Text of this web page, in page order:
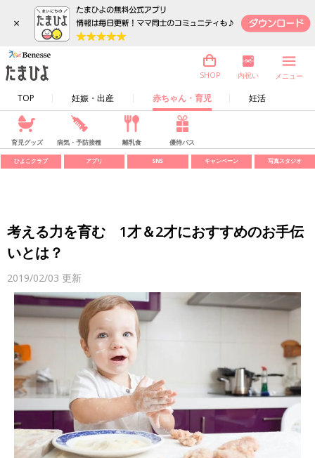
×
TOP 妊娠・出産 赤ちゃん・育児 妊活
SHOP 内祝い メニュー
育児グッズ 病気・予防接種 離乳食 優待パス
ひよこクラブ アプリ SNS キャンペーン 写真スタジオ
考える力を育む 1才＆2才におすすめのお手伝
いとは？
2019/02/03 更新